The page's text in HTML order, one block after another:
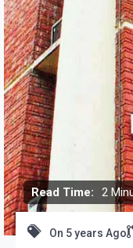
Read Time: 2
On 5 years Ago